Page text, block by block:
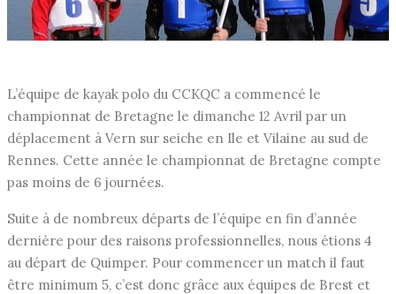
L’équipe de kayak polo du CCKQC a commencé le
championnat de Bretagne le dimanche 12 Avril par un
déplacement à Vern sur seiche en Ile et Vilaine au sud de
Rennes. Cette année le championnat de Bretagne compte
pas moins de 6 journées.
Suite à de nombreux départs de l’équipe en fin d’année
dernière pour des raisons professionnelles, nous étions 4
au départ de Quimper. Pour commencer un match il faut
être minimum 5, c’est donc grâce aux équipes de Brest et